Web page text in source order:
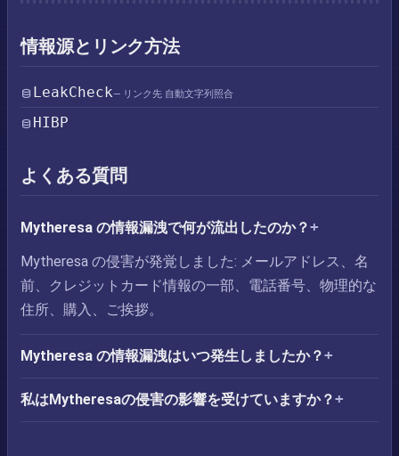
情報源とリンク方法
LeakCheck— リンク先 自動文字列照合
HIBP
よくある質問
Mytheresa の情報漏洩で何が流出したのか？
Mytheresa の侵害が発覚しました: メールアドレス、名
前、クレジットカード情報の一部、電話番号、物理的な
住所、購入、ご挨拶。
Mytheresa の情報漏洩はいつ発生しましたか？
私はMytheresaの侵害の影響を受けていますか？